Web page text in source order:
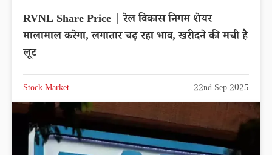
RVNL Share Price | रेल विकास निगम शेयर
मालामाल करेगा, लगातार चढ़ रहा भाव, खरीदने की मची है
लूट
Stock Market 22nd Sep 2025